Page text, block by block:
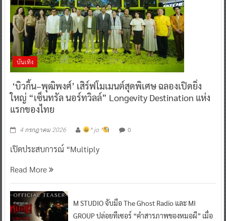
บันเทิง
‘บิวกิ้น–พุฒิพงศ์’ เสิร์ฟโมเมนต์สุดพิเศษ ฉลองเปิดยิ่ง
ใหญ่ “เซ็นทรัล นอร์ทวิลล์” Longevity Destination แห่ง
แรกของไทย
4 กรกฎาคม 2026 ^ jo ^ 0
เปิดประสบการณ์ “Multiply
Read More
M STUDIO จับมือ The Ghost Radio และ MI
GROUP ปล่อยทีเซอร์ “คำสารภาพของหมอผี” เมื่อ